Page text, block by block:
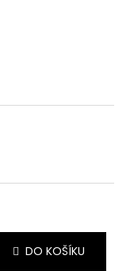
DO KOŠÍKU